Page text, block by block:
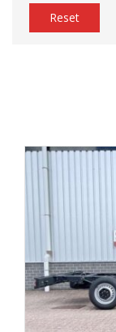
Reset